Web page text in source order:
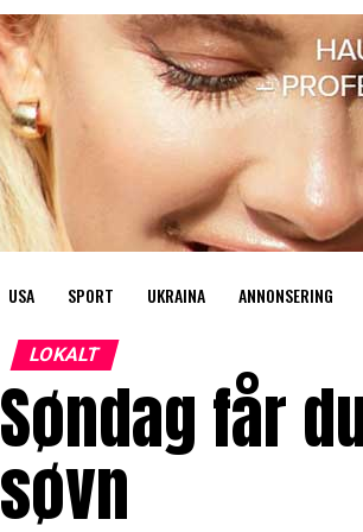
USA SPORT UKRAINA ANNONSERING
LOKALT
Søndag får
søvn